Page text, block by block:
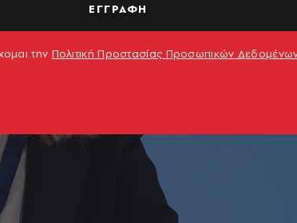
ΕΓΓΡΑΦΗ
την Πολιτική Προστασίας Προσωπικών